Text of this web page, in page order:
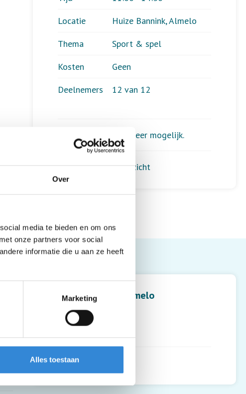
Over
media te bieden en om ons
onze partners voor social
informatie die u aan ze heeft
Marketing
Alles toestaan
Locatie
Huize Bannink, Almelo
Thema
Sport & spel
Kosten
Geen
Deelnemers
12 van 12
Aanmelden is niet meer mogelijk.
Terug naar het overzicht
Huize Bannink, Almelo
de Wiersse 43
Routebeschrijving